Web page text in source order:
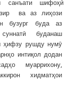
санъати шифоҳӣ
ва аз лиҳози
бузург буда аз
буданаш
ҳифзу рушду нумӯ
интиқол додан
муаррихону,
хидматҳои